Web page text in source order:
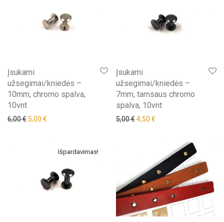
Įsukami
užsegimai/kniedės –
10mm, chromo spalva,
10vnt
6,00€ Original price was: 6,00 €.
5,00 € Current price is: 5,00 €.
Įsukami
užsegimai/kniedės –
7mm, tamsaus chromo
spalva, 10vnt
5,00€Original price was: 5,00 €.
4,50 €
Išpardavimas!